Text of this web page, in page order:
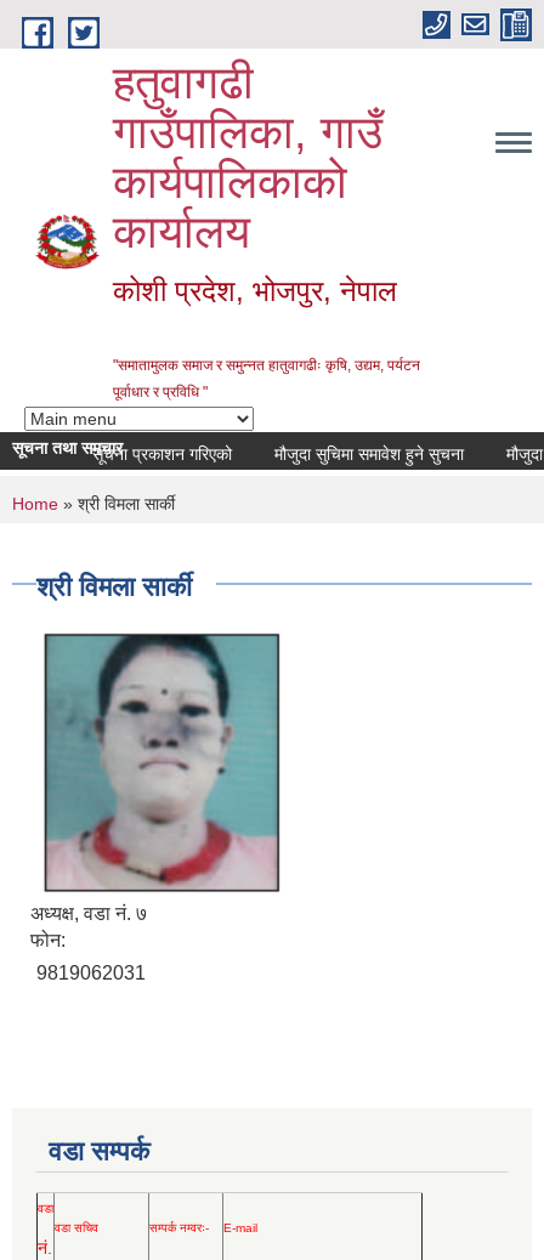
Skip to main content
हतुवागढी
गाउँपालिका, गाउँ
कार्यपालिकाको
कार्यालय
कोशी प्रदेश, भोजपुर, नेपाल
"समातामुलक समाज र समुन्नत हातुवागढीः कृषि, उद्यम, पर्यटन
पूर्वाधार र प्रविधि "
सूचना तथा समचारसूचना प्रकाशन गरिएको मौजुदा सुचिमा समावेश हुने सुचना मौजुदा
You are here
Home » श्री विमला सार्की
श्री विमला सार्की
अध्यक्ष, वडा नं. ७
फोन:
9819062031
वडा सम्पर्क
वडा
नं.
वडा सचिव सम्पर्क नम्वरः- E-mail